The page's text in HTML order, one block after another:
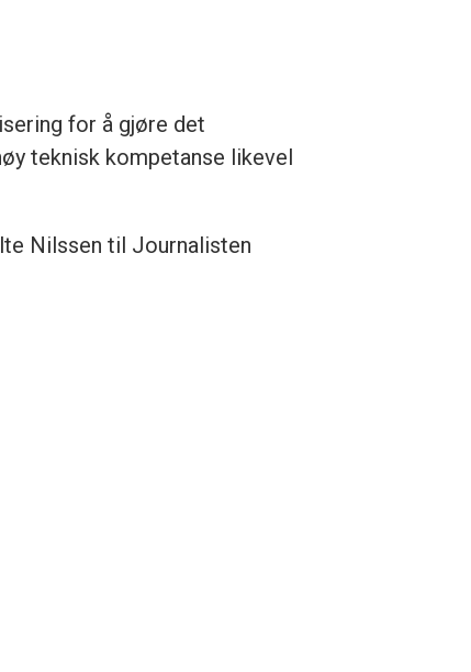
for å gjøre det
teknisk kompetanse likevel
Nilssen til Journalisten